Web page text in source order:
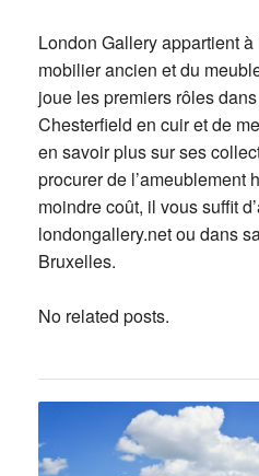
London Gallery appartient à
mobilier ancien et du
joue les premiers rôles
Chesterfield en cuir et de
en savoir plus sur ses
procurer de l’ameublement
moindre coût, il vous suffit
londongallery.net ou dans
Bruxelles.
No related posts.